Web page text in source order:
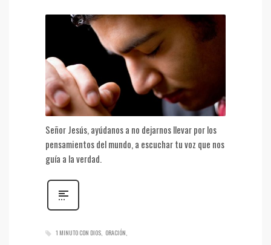
Señor Jesús, ayúdanos a no dejarnos llevar por los
pensamientos del mundo, a escuchar tu voz que nos
guía a la verdad.
1 MINUTO CON DIOS ORACIÓN